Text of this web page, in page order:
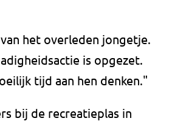
het overleden jongetje.
is opgezet.
tijd aan hen denken."
bij de recreatieplas in